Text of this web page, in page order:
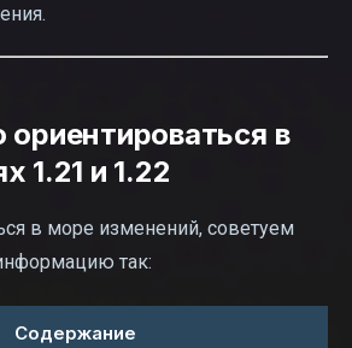
в
1.21 и 1.22
в море изменений, советуем
так:
Содержание